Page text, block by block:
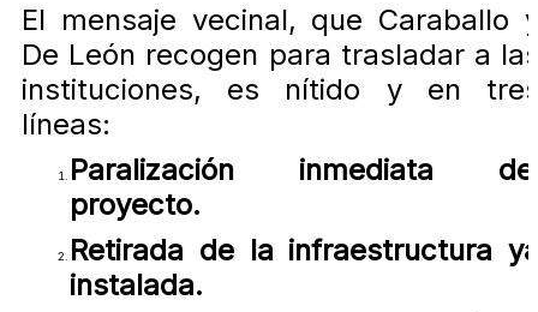
El mensaje vecinal, que Caraballo
De León recogen para trasladar a
instituciones, es nítido y en
líneas:
Paralización inmediata
proyecto.
Retirada de la infraestructura
instalada.